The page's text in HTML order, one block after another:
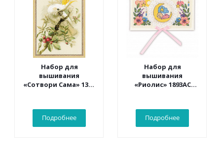
Набор для
вышивания
«Сотвори Сама» 1362
Подробнее
Набор для
вышивания
«Риолис» 1893АС
малыша» 16*9 см
Подробнее